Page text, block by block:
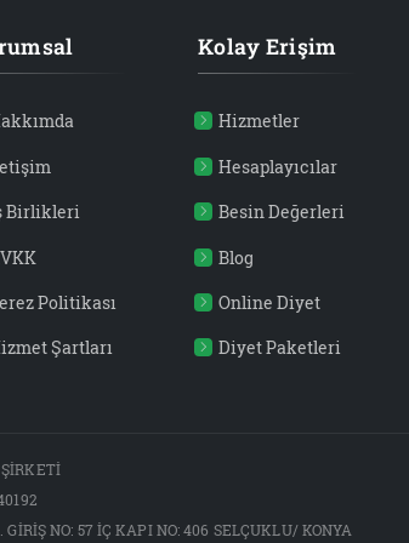
Birlikleri
Politikası
Şartları
Kolay Erişim
Hizmetler
Hesaplayıcılar
Besin Değerleri
Blog
Online Diyet
Diyet Paketleri
NO: 57 İÇ KAPI NO: 406 SELÇUKLU/ KONYA